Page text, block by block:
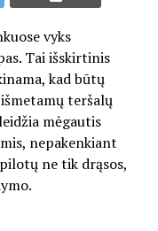
vyks
Tai išskirtinis
kad būtų
teršalų
mėgautis
nepakenkiant
ne tik drąsos,